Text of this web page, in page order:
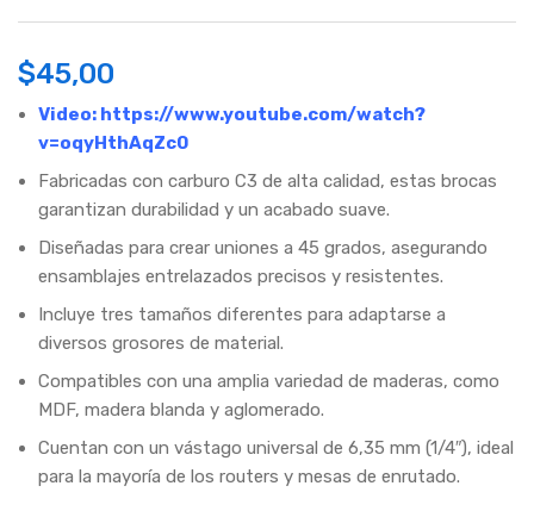
$45,00
Video: https://www.youtube.com/watch?
v=oqyHthAqZc0
Fabricadas con carburo C3 de alta calidad, estas brocas
garantizan durabilidad y un acabado suave.
Diseñadas para crear uniones a 45 grados, asegurando
ensamblajes entrelazados precisos y resistentes.
Incluye tres tamaños diferentes para adaptarse a
diversos grosores de material.
Compatibles con una amplia variedad de maderas, como
MDF, madera blanda y aglomerado.
Cuentan con un vástago universal de 6,35 mm (1/4″), ideal
para la mayoría de los routers y mesas de enrutado.